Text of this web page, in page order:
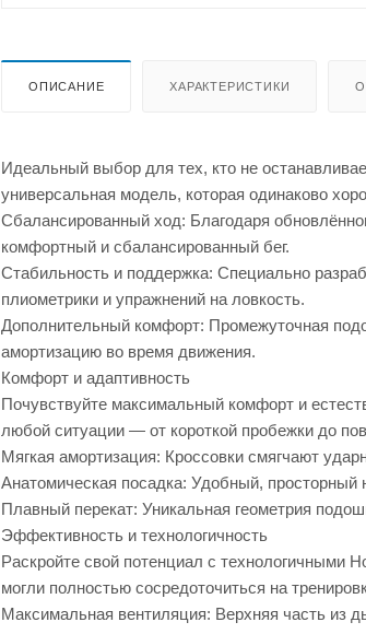
ОПИСАНИЕ ХАРАКТЕРИСТИКИ
Идеальный выбор для тех, кто не
универсальная модель, которая одинаково
Сбалансированный ход: Благодаря
комфортный и сбалансированный бег.
Стабильность и поддержка: Специально
плиометрики и упражнений на ловкость.
Дополнительный комфорт: Промежуточная
амортизацию во время движения.
Комфорт и адаптивность
Почувствуйте максимальный комфорт и
любой ситуации — от короткой пробежки до
Мягкая амортизация: Кроссовки смягчают
Анатомическая посадка: Удобный, просторный
Плавный перекат: Уникальная геометрия
Эффективность и технологичность
Раскройте свой потенциал с технологичными
могли полностью сосредоточиться на
Максимальная вентиляция: Верхняя часть из